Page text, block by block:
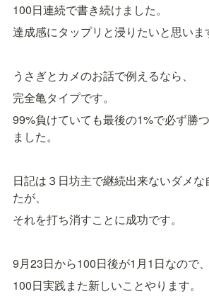
100日連続で書き続けました。
達成感にタップリと浸りたいと思いま
うさぎとカメのお話で例えるなら、
完全亀タイプです。
99%負けていても最後の1%で必ず勝
ました。
日記は３日坊主で継続出来ないダメ
たが、
それを打ち消すことに成功です。
9月23日から100日後が1月1日なので、
100日実践また新しいことやります。